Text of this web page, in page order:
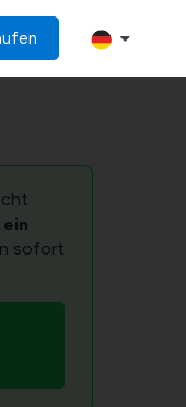
sofort